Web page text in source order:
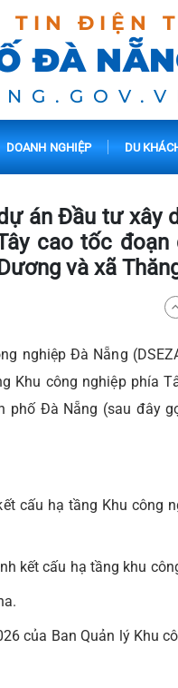
TIN ĐIỆN
ĐÀ
DOANH NGHIỆP DU
án Đầu tư xây
cao tốc đoạn
và xã
nghiệp Đà Nẵng
Khu công nghiệp phía
phố Đà Nẵng (sau đây
cấu hạ tầng Khu công
kết cấu hạ tầng khu
của Ban Quản lý Khu